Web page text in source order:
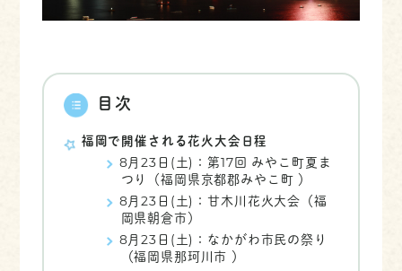
目次
福岡で開催される花火大会日程
8月23日(土)：第17回 みやこ町夏ま
つり（福岡県京都郡みやこ町 ）
8月23日(土)：甘木川花火大会（福
岡県朝倉市）
8月23日(土)：なかがわ市民の祭り
（福岡県那珂川市 ）